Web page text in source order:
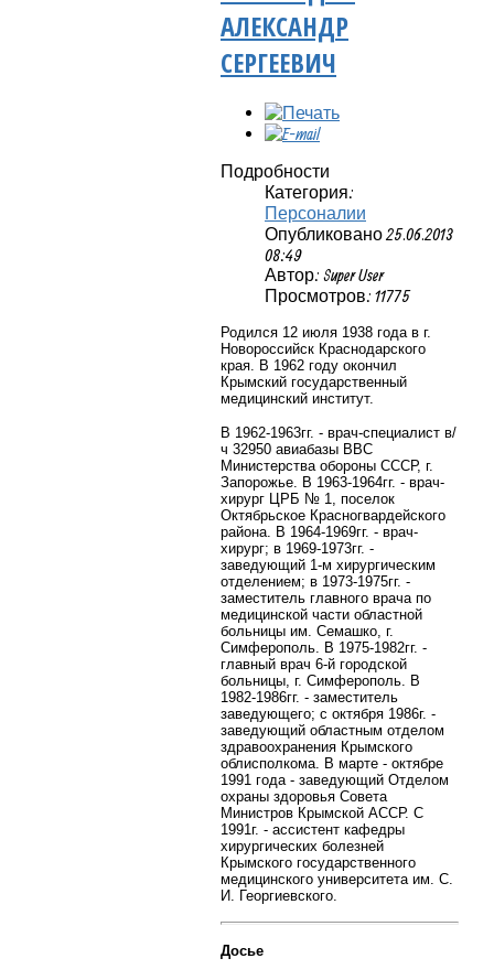
АЛЕКСАНДР
СЕРГЕЕВИЧ
Подробности
Категория:
Персоналии
Опубликовано 25.06.2013
08:49
Автор: Super User
Просмотров: 11775
Родился 12 июля 1938 года в г.
Новороссийск Краснодарского
края. В 1962 году окончил
Крымский государственный
медицинский институт.
В 1962-1963гг. - врач-специалист в/
ч 32950 авиабазы ВВС
Министерства обороны СССР, г.
Запорожье. В 1963-1964гг. - врач-
хирург ЦРБ № 1, поселок
Октябрьское Красногвардейского
района. В 1964-1969гг. - врач-
хирург; в 1969-1973гг. -
заведующий 1-м хирургическим
отделением; в 1973-1975гг. -
заместитель главного врача по
медицинской части областной
больницы им. Семашко, г.
Симферополь. В 1975-1982гг. -
главный врач 6-й городской
больницы, г. Симферополь. В
1982-1986гг. - заместитель
заведующего; с октября 1986г. -
заведующий областным отделом
здравоохранения Крымского
облисполкома. В марте - октябре
1991 года - заведующий Отделом
охраны здоровья Совета
Министров Крымской АССР. С
1991г. - ассистент кафедры
хирургических болезней
Крымского государственного
медицинского университета им. С.
И. Георгиевского.
Досье